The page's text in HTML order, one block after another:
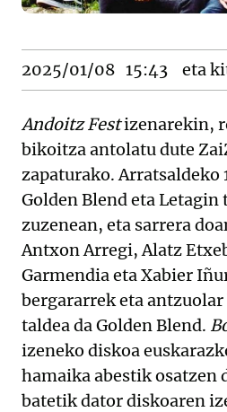
2025/01/08 15:43 eta
Andoitz Festizenarekin,
bikoitza antolatu dute
zapaturako.
Golden Blend eta
zuzenean, eta sarrera
Antxon Arregi, Alatz
Garmendia eta Xabier
bergararrek eta
taldea da Golden Blend.
izeneko diskoa
hamaika abestik osatzen
batetik dator diskoaren